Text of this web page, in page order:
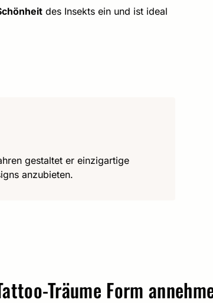
des Insekts ein und ist ideal
gestaltet er einzigartige
anzubieten.
Form annehmen.